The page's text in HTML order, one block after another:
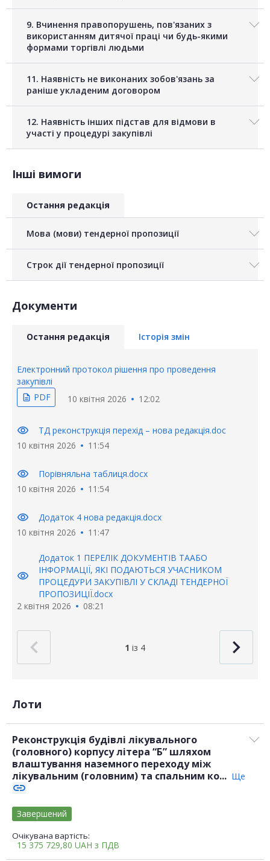
9. Вчинення правопорушень, пов'язаних з
використанням дитячої праці чи будь-якими
формами торгівлі людьми
11. Наявність не виконаних зобов'язань за
раніше укладеним договором
12. Наявність інших підстав для відмови в
участі у процедурі закупівлі
Інші вимоги
Остання редакція
Мова (мови) тендерної пропозиції
Строк дії тендерної пропозиції
Документи
Остання редакція Історія змін
Електронний протокол рішення про проведення
закупівлі
description PDF 10 квітня 2026 12:02
visibility
ТД реконструкція перехід – нова редакція.doc
10 квітня 2026
11:54
visibility
Порівняльна таблиця.docx
10 квітня 2026
11:54
visibility
Додаток 4 нова редакція.docx
10 квітня 2026
11:47
visibility
Додаток 1 ПЕРЕЛІК ДОКУМЕНТІВ ТААБО
ІНФОРМАЦІЇ, ЯКІ ПОДАЮТЬСЯ УЧАСНИКОМ
ПРОЦЕДУРИ ЗАКУПІВЛІ У СКЛАДІ ТЕНДЕРНОЇ
ПРОПОЗИЦІЇ.docx
2 квітня 2026
08:21
1 із 4
Лоти
Реконструкція будівлі лікувального
(головного) корпусу літера “Б” шляхом
влаштування наземного переходу між
лікувальним (головним) та спальним ко... Ще
link
Очікувана вартість:
15 375 729,80 UAH з ПДВ
Завершений